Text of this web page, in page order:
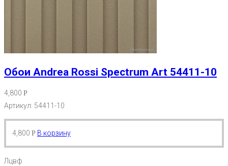
Обои Andrea Rossi Spectrum Art 54411-10
4,800 Р
Артикул: 54411-10
4,800 Р В корзину
Лцвф